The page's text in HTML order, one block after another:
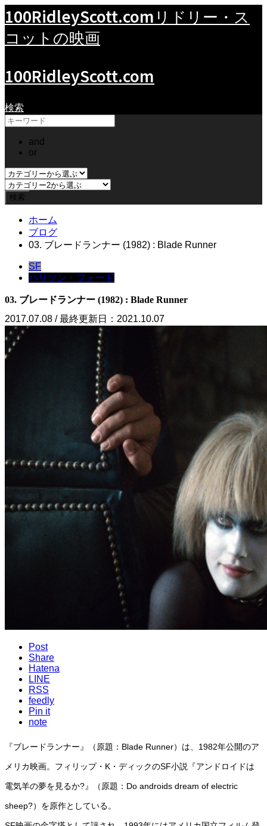
100RidleyScott.com リドリー・ス
コットの映画
100RidleyScott.com
検索
and
or
ホーム
ブログ
03. ブレードランナー (1982) : Blade Runner
SF
ハリソン・フォード
03. ブレードランナー (1982) : Blade Runner
2017.07.08 / 最終更新日：2021.10.07
Post
Share
Hatena
LINE
RSS
feedly
Pin it
note
『ブレードランナー』（原題：Blade Runner）は、1982年公開のア
メリカ映画。フィリップ・K・ディックのSF小説『アンドロイドは
電気羊の夢を見るか?』（原題：Do androids dream of electric
sheep?）を原作としている。